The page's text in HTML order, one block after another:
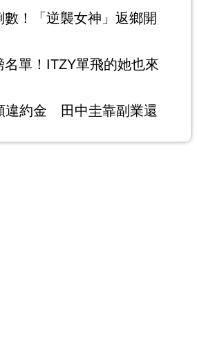
數！「逆襲女神」返鄉開
名單！ITZY單飛的她也來
違約金 田中圭靠副業還